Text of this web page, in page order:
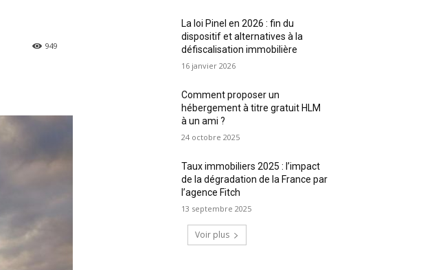
949
La loi Pinel en 2026 : fin du
dispositif et alternatives à la
défiscalisation immobilière
16 janvier 2026
Comment proposer un
hébergement à titre gratuit HLM
à un ami ?
24 octobre 2025
Taux immobiliers 2025 : l’impact
de la dégradation de la France par
l’agence Fitch
13 septembre 2025
Voir plus